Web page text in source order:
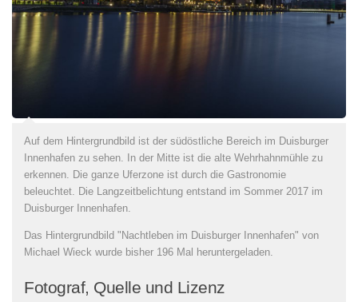
Auf dem Hintergrundbild ist der südöstliche Bereich im Duisburger
Innenhafen zu sehen. In der Mitte ist die alte Wehrhahnmühle zu
erkennen. Die ganze Uferzone ist durch die Gastronomie
beleuchtet. Die Langzeitbelichtung entstand im Sommer 2017 im
Duisburger Innenhafen.
Das Hintergrundbild "Nachtleben im Duisburger Innenhafen" von
Michael Wieck wurde bisher 196 Mal heruntergeladen.
Fotograf, Quelle und Lizenz